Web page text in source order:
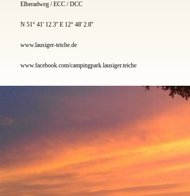
Elberadweg / ECC / DCC
N 51° 41' 12.3'' E 12° 48' 2.8''
www.lausiger-teiche.de
www.facebook.com/campingpark.lausiger.teiche